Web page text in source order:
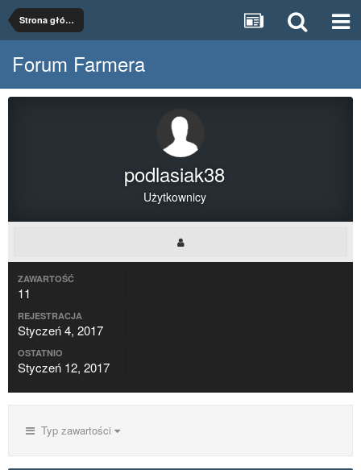
Strona główna
Forum Farmera
podlasiak38
Użytkownicy
ZAWARTOŚĆ
11
REJESTRACJA
Styczeń 4, 2017
OSTATNIO
Styczeń 12, 2017
Typ zawartości